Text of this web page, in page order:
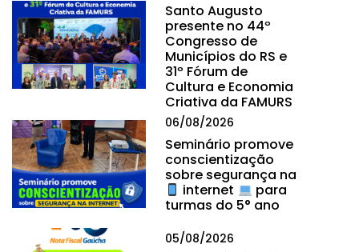
Santo Augusto
presente no 44º
Congresso de
Municípios do RS e
31º Fórum de
Cultura e Economia
Criativa da FAMURS
06/08/2026
Seminário promove
conscientização
sobre segurança na
internet
para
turmas do 5° ano
05/08/2026